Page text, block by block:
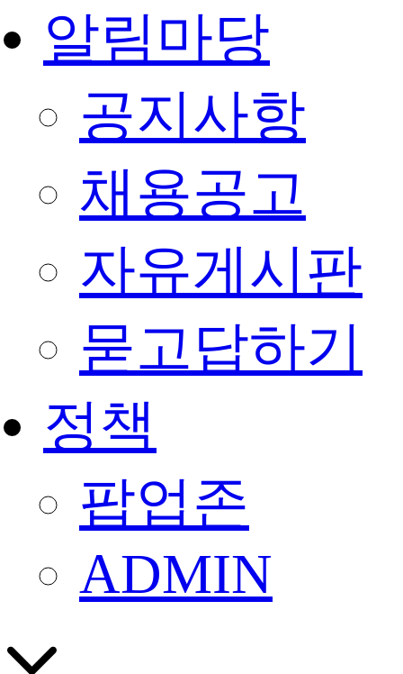
알림마당
공지사항
채용공고
자유게시판
묻고답하기
정책
팝업존
ADMIN